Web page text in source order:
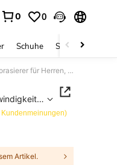
0 0
Schuhe Schmuck &
Kemei Neue 1400mAh Lithium-Ionen Batterie Elektrorasierer für Herren, einstellbare Geschwindigkeit, Hin- und Herbewegung Rasierer, leistungsstarker Motor, entfernt Gesichtshaar mühelos, tolles Geburtstagsgeschenk KM-T228
Motor,
Kundenmeinungen)
Artikel.